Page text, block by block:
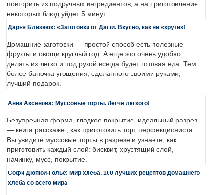
повторить из подручных ингредиентов, а на приготовление
некоторых блюд уйдет 5 минут.
Дарья Близнюк: «Заготовки от Даши. Вкусно, как ни «крути»!
Домашние заготовки — простой способ есть полезные
фрукты и овощи круглый год. А еще это очень удобно:
делать их легко и под рукой всегда будет готовая еда. Тем
более баночка угощения, сделанного своими руками, —
лучший подарок.
Анна Аксёнова: Муссовые торты. Легче легкого!
Безупречная форма, гладкое покрытие, идеальный разрез
— книга расскажет, как приготовить торт перфекциониста.
Вы увидите муссовые торты в разрезе и узнаете, как
приготовить каждый слой: бисквит, хрустящий слой,
начинку, мусс, покрытие.
Софи Дюпюи-Голье: Мир хлеба. 100 лучших рецептов домашнего
хлеба со всего мира